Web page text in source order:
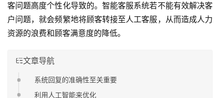
客问题高度个性化导致的。智能客服系统若不能有效解决客
户问题，就会频繁地将顾客转接至人工客服，从而造成人力
资源的浪费和顾客满意度的降低。
文章导航
系统回复的准确性至关重要
利用人工智能来优化